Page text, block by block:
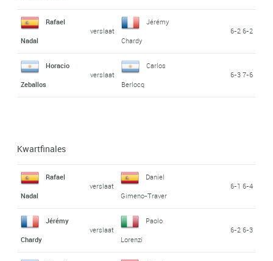
Rafael
Nadal
verslaat
Jérémy
Chardy
6-2 6-2
Horacio
Zeballos
verslaat
Carlos
Berlocq
6-3 7-6
Kwartfinales
Rafael
Nadal
verslaat
Daniel
Gimeno-Traver
6-1 6-4
Jérémy
Chardy
verslaat
Paolo
Lorenzi
6-2 6-3